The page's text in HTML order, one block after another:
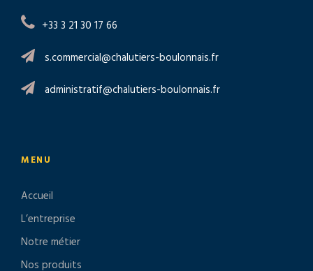
+33 3 21 30 17 66
s.commercial@chalutiers-boulonnais.fr
administratif@chalutiers-boulonnais.fr
MENU
Accueil
L’entreprise
Notre métier
Nos produits